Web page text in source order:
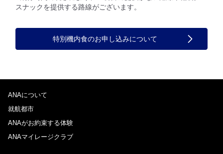
スナックを提供する路線がございます。
特別機内食のお申し込みについて
ANAについて
就航都市
ANAがお約束する体験
ANAマイレージクラブ